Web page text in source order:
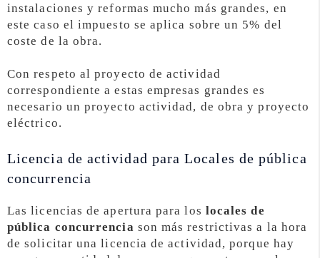
instalaciones y reformas mucho más grandes, en
este caso el impuesto se aplica sobre un 5% del
coste de la obra.
Con respeto al proyecto de actividad
correspondiente a estas empresas grandes es
necesario un proyecto actividad, de obra y proyecto
eléctrico.
Licencia de actividad para Locales de pública
concurrencia
Las licencias de apertura para los locales de
pública concurrencia son más restrictivas a la hora
de solicitar una licencia de actividad, porque hay